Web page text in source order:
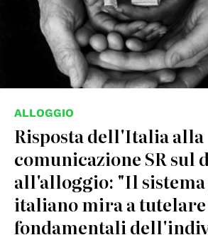
ALLOGGIO
Risposta dell'Italia alla
comunicazione SR sul
all'alloggio: "Il
italiano mira a
fondamentali